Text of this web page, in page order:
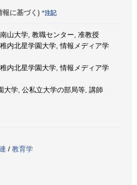
報に基づく) *注記
山大学, 教職センター, 准教授
内北星学園大学, 情報メディア学
内北星学園大学, 情報メディア学
大学, 公私立大学の部局等, 講師
/ 教育学